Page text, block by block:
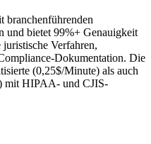
und bietet 99%+ Genauigkeit
Verfahren,
Dokumentation. Die
(0,25$/Minute) als auch
mit HIPAA- und CJIS-